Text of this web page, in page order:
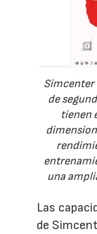
Simcenter
de
tienen
una
Las
de